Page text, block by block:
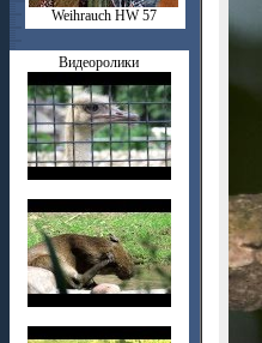
Weihrauch HW 57
Видеоролики